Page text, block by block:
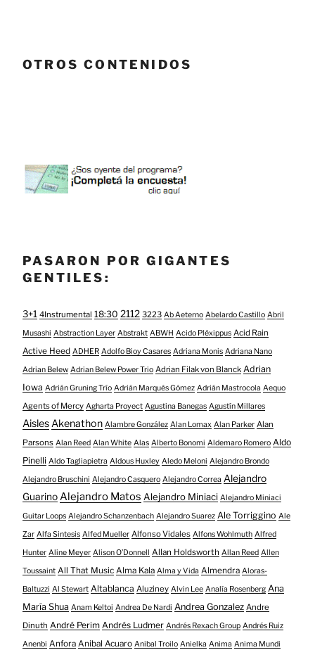
OTROS CONTENIDOS
PASARON POR GIGANTES
GENTILES:
3+1 4Instrumental 18:30 2112 3223 Ab Aeterno Abelardo Castillo Abril
Musashi Abstraction Layer Abstrakt ABWH Acido Pléxippus Acid Rain
Active Heed ADHER Adolfo Bioy Casares Adriana Monis Adriana Nano
Adrian Belew Adrian Belew Power Trio Adrian Filak von Blanck Adrian
Iowa Adrián Gruning Trío Adrián Marqués Gómez Adrián Mastrocola Aequo
Agents of Mercy Agharta Proyect Agustina Banegas Agustín Millares
AislesAkenathon Alambre González Alan Lomax Alan Parker Alan
Parsons Alan Reed Alan White Alas Alberto Bonomi Aldemaro Romero Aldo
Pinelli Aldo Tagliapietra Aldous Huxley Aledo Meloni Alejandro Brondo
Alejandro Bruschini Alejandro Casquero Alejandro Correa Alejandro
GuarinoAlejandro Matos Alejandro Miniaci Alejandro Miniaci
Guitar Loops Alejandro Schanzenbach Alejandro Suarez Ale Torriggino Ale
Zar Alfa Sintesis Alfed Mueller Alfonso Vidales Alfons Wohlmuth Alfred
Hunter Aline Meyer Alison O​’​Donnell Allan Holdsworth Allan Reed Allen
Toussaint All That Music Alma Kala Alma y Vida Almendra Aloras-
Baltuzzi Al Stewart Altablanca Aluziney Alvin Lee Analía Rosenberg Ana
María Shua Anam Keltoi Andrea De Nardi Andrea Gonzalez Andre
Dinuth André Perim Andrés Ludmer Andrés Rexach Group Andrés Ruiz
Anenbi Anfora Anibal Acuaro Anibal Troilo Anielka Anima Anima Mundi